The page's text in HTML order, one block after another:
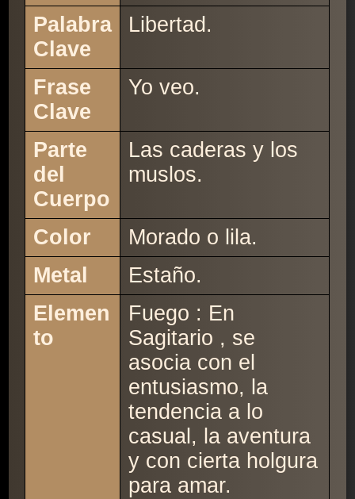
Palabra
Clave
Libertad.
Frase
Clave
Yo veo.
Parte
del
Cuerpo
Las caderas y los
muslos.
Color
Morado o lila.
Metal
Estaño.
Elemen
to
Fuego : En
Sagitario , se
asocia con el
entusiasmo, la
tendencia a lo
casual, la aventura
y con cierta holgura
para amar.